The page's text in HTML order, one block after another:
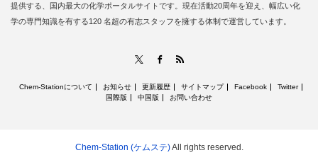
提供する、国内最大の化学ポータルサイトです。現在活動20周年を迎え、幅広い化
学の専門知識を有する120 名超の有志スタッフを擁する体制で運営しています。
Facebook
Chem-Stationについて お知らせ 更新履歴 サイトマップ Facebook
Twitter
国際版
中国版 お問い合わせ
Chem-Station (ケムステ)All rights reserved.